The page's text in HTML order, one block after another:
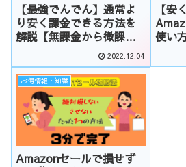
【最強でんでん】通常よ
り安く課金できる方法を
解説【無課金から微課金
2022.12.04
【安
使い
お得情報・知識
Amazonセールで損せず